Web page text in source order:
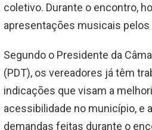
coletivo. Durante o encontro,
apresentações musicais pelos
Segundo o Presidente da
(PDT), os vereadores já têm
indicações que visam a
acessibilidade no município, e
demandas feitas durante o